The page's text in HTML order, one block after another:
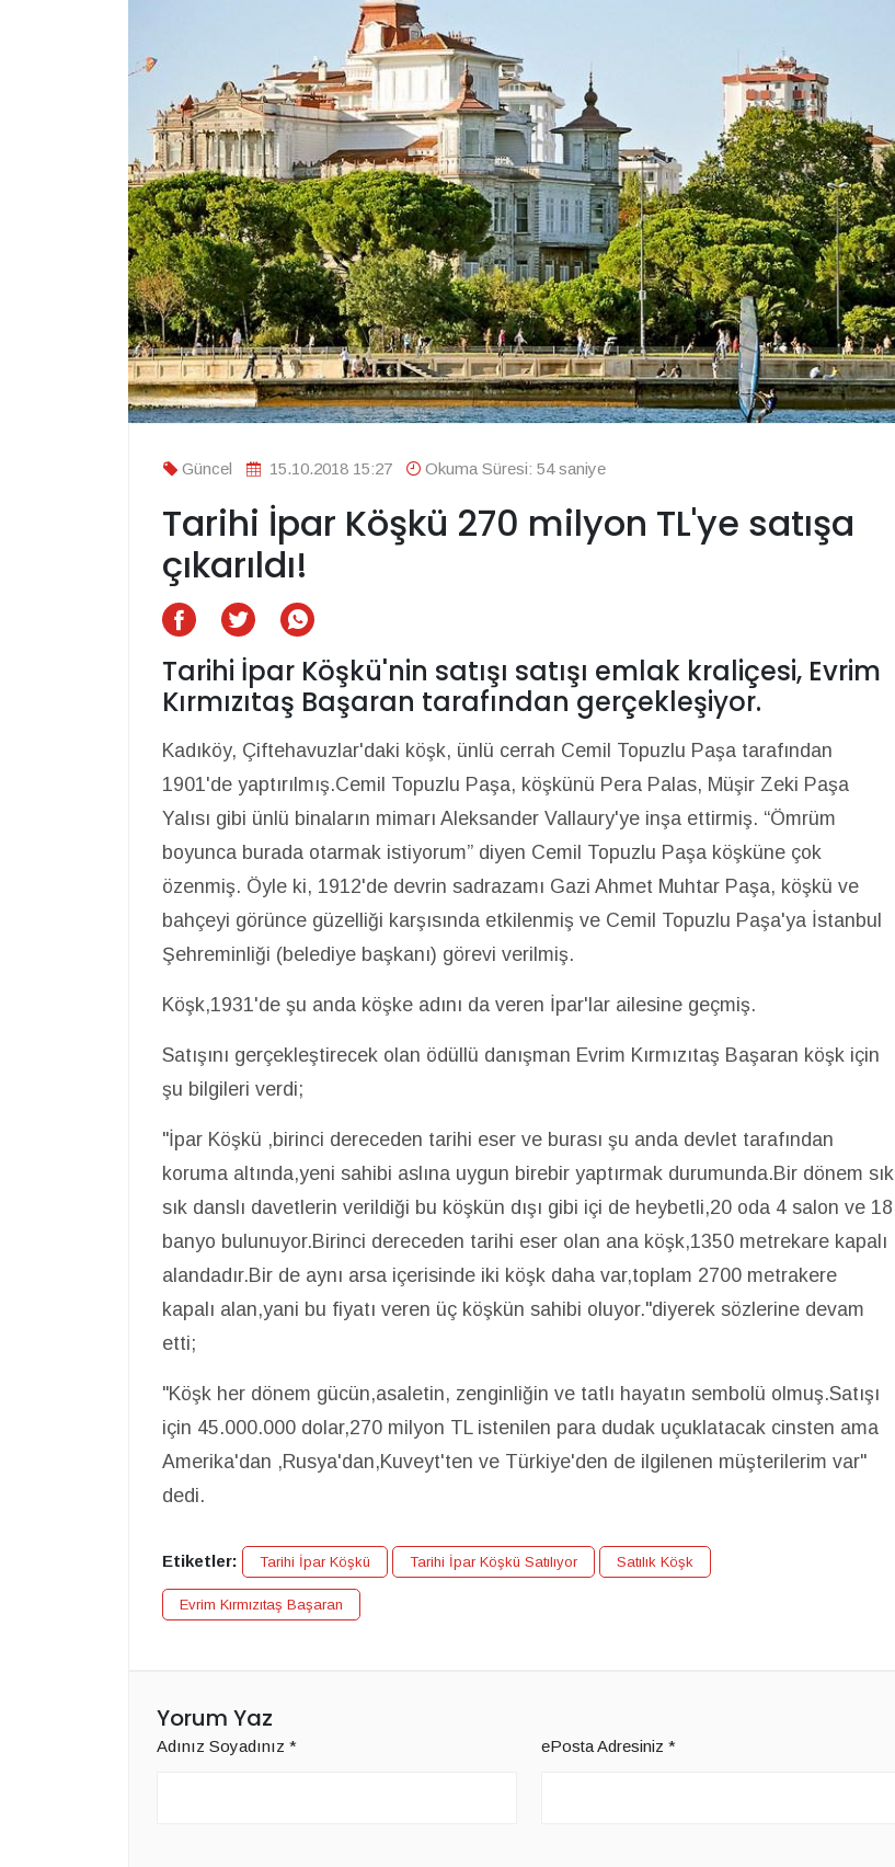
Güncel 15.10.2018 15:27 Okuma Süresi: 54 saniye
Tarihi İpar Köşkü 270 milyon TL'ye satışa
çıkarıldı!
Tarihi İpar Köşkü'nin satışı satışı emlak kraliçesi, Evrim
Kırmızıtaş Başaran tarafından gerçekleşiyor.
Kadıköy, Çiftehavuzlar'daki köşk, ünlü cerrah Cemil Topuzlu Paşa tarafından
1901'de yaptırılmış.Cemil Topuzlu Paşa, köşkünü Pera Palas, Müşir Zeki Paşa
Yalısı gibi ünlü binaların mimarı Aleksander Vallaury'ye inşa ettirmiş. “Ömrüm
boyunca burada otarmak istiyorum” diyen Cemil Topuzlu Paşa köşküne çok
özenmiş. Öyle ki, 1912'de devrin sadrazamı Gazi Ahmet Muhtar Paşa, köşkü ve
bahçeyi görünce güzelliği karşısında etkilenmiş ve Cemil Topuzlu Paşa'ya İstanbul
Şehreminliği (belediye başkanı) görevi verilmiş.
Köşk,1931'de şu anda köşke adını da veren İpar'lar ailesine geçmiş.
Satışını gerçekleştirecek olan ödüllü danışman Evrim Kırmızıtaş Başaran köşk için
şu bilgileri verdi;
"İpar Köşkü ,birinci dereceden tarihi eser ve burası şu anda devlet tarafından
koruma altında,yeni sahibi aslına uygun birebir yaptırmak durumunda.Bir dönem sık
sık danslı davetlerin verildiği bu köşkün dışı gibi içi de heybetli,20 oda 4 salon ve 18
banyo bulunuyor.Birinci dereceden tarihi eser olan ana köşk,1350 metrekare kapalı
alandadır.Bir de aynı arsa içerisinde iki köşk daha var,toplam 2700 metrakere
kapalı alan,yani bu fiyatı veren üç köşkün sahibi oluyor."diyerek sözlerine devam
etti;
"Köşk her dönem gücün,asaletin, zenginliğin ve tatlı hayatın sembolü olmuş.Satışı
için 45.000.000 dolar,270 milyon TL istenilen para dudak uçuklatacak cinsten ama
Amerika'dan ,Rusya'dan,Kuveyt'ten ve Türkiye'den de ilgilenen müşterilerim var"
dedi.
Etiketler: Tarihi İpar Köşkü Tarihi İpar Köşkü Satılıyor Satılık Köşk
Evrim Kırmızıtaş Başaran
Yorum Yaz
Adınız Soyadınız * ePosta Adresiniz *